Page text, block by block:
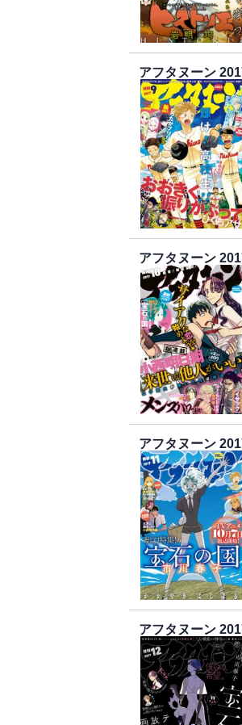
アフタヌーン
アフタヌーン
アフタヌーン
アフタヌーン